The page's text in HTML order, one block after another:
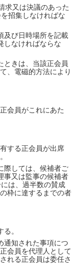
求又は決議のあった
招集しなければな
及び日時場所を記載
しなければならな
ときは、当該正会員
、電磁的方法により
会員がこれにあた
する正会員が出席
際しては、候補者ご
事又は監事の候補者
は、過半数の賛成
枠に達するまでの者
。
通知された事項につ
会員を代理人として
れる正会員は委任さ